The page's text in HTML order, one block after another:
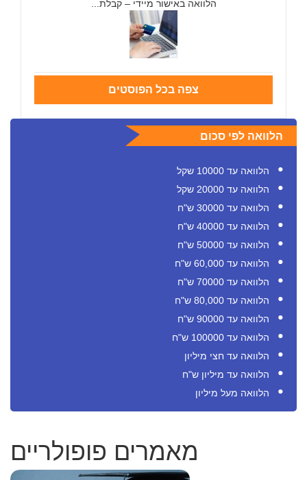
הלוואה באישור מיידי – קבלת...
צפה בכל הפוסטים
הלוואה לפי סכום
הלוואה עד 10000 שקל
הלוואה עד 20000 שקל
הלוואה עד 30000 ש"ח
הלוואה עד 40000 ש"ח
הלוואה עד 50000 ש"ח
הלוואה עד 60,000 ש"ח
הלוואה עד 70000 ש"ח
הלוואה עד 80,000 ש"ח
הלוואה עד 90000 ש"ח
הלוואה עד 100000 ש"ח
הלוואה עד חצי מיליון
הלוואה עד מיליון ש"ח
הלוואה מעל מיליון
מאמרים פופולריים